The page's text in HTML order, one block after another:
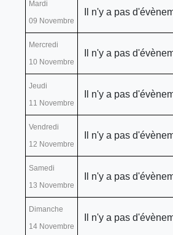
Mardi
09 Novembre
Il n'y a pas
Mercredi
10 Novembre
Il n'y a pas
Jeudi
11 Novembre
Il n'y a pas
Vendredi
12 Novembre
Il n'y a pas
Samedi
13 Novembre
Il n'y a pas
Dimanche
14 Novembre
Il n'y a pas